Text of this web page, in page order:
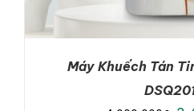
Máy Khuếch Tán